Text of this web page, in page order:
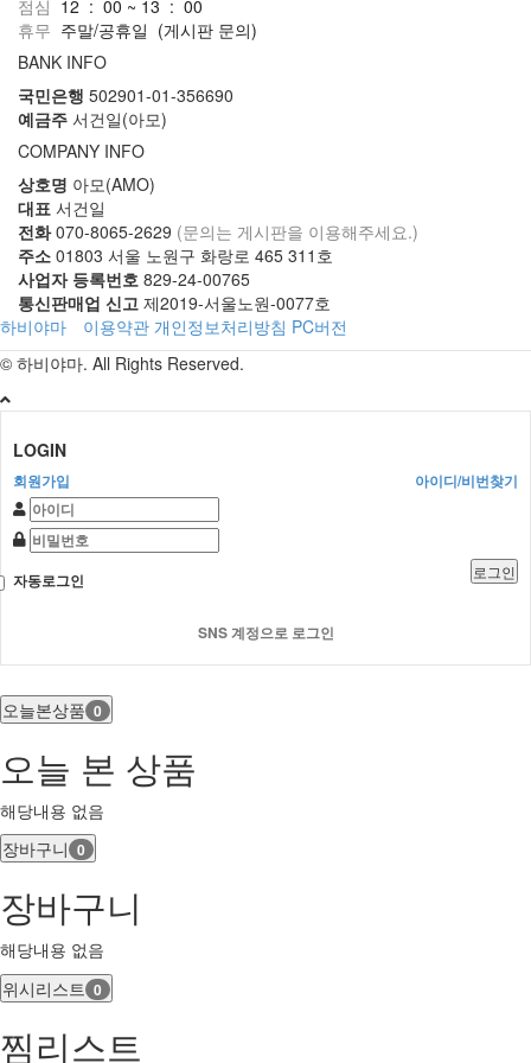
점심 12 : 00 ~ 13 : 00
휴무 주말/공휴일 (게시판 문의)
BANK INFO
국민은행 502901-01-356690
예금주 서건일(아모)
COMPANY INFO
상호명 아모(AMO)
대표 서건일
전화070-8065-2629 (문의는 게시판을 이용해주세요.)
주소 01803 서울 노원구 화랑로 465 311호
사업자 등록번호 829-24-00765
통신판매업 신고 제2019-서울노원-0077호
하비야마
이용약관 개인정보처리방침 PC버전
© 하비야마. All Rights Reserved.
LOGIN
회원가입 아이디/비번찾기
자동로그인 로그인
SNS 계정으로 로그인
오늘본상품 0
오늘 본 상품
해당내용 없음
장바구니 0
장바구니
해당내용 없음
위시리스트 0
찜리스트